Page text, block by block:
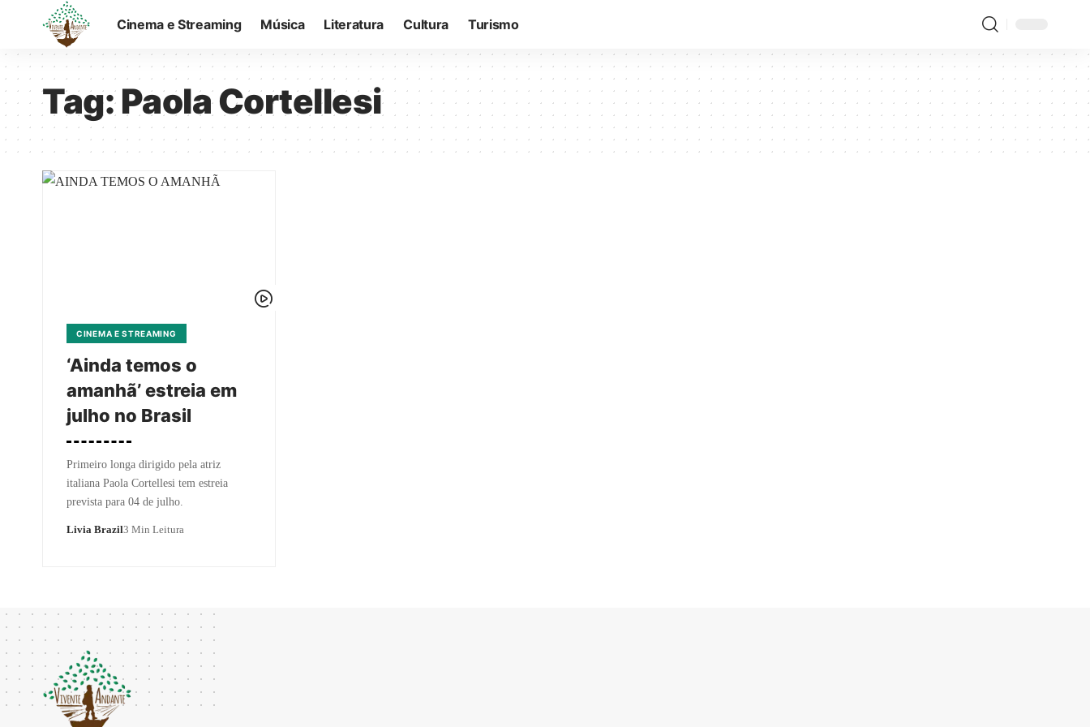
Cinema e Streaming Música Literatura Cultura Turismo
Tag:Paola Cortellesi
CINEMA E STREAMING
‘Ainda temos o
amanhã’ estreia em
julho no Brasil
Primeiro longa dirigido pela atriz
italiana Paola Cortellesi tem estreia
prevista para 04 de julho.
Livia Brazil3 Min Leitura